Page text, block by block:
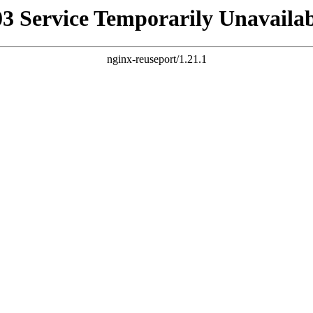
Service Temporarily
nginx-reuseport/1.21.1